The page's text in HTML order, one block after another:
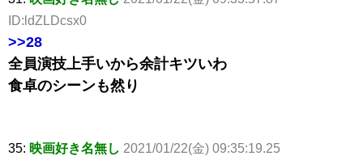
ID:ldZLDcsx0
>>28
全員演技上手いから余計キツいわ
食卓のシーンも然り
35: 映画好き名無し 2021/01/22(金) 09:35:19.25